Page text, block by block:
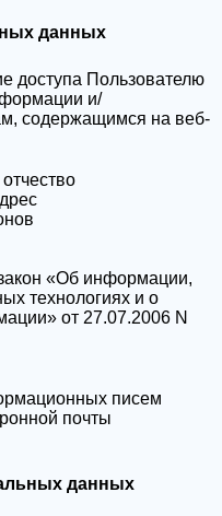
данных
доступа Пользователю
и/
содержащимся на веб-
«Об информации,
технологиях и о
от 27.07.2006 N
писем
почты
данных